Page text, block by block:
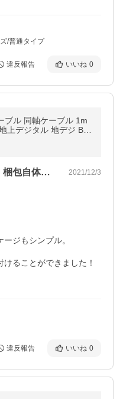
/普通タイプ
違反報告 いいね 0
ブル 同軸ケーブル 1m
上デジタル 地デジ BS
FL-1M 国内検査後 パ
注文してすぐに届きました。梱包自体はシ… 2021/12/3
ジもシンプル。
ることができました！
違反報告 いいね 0